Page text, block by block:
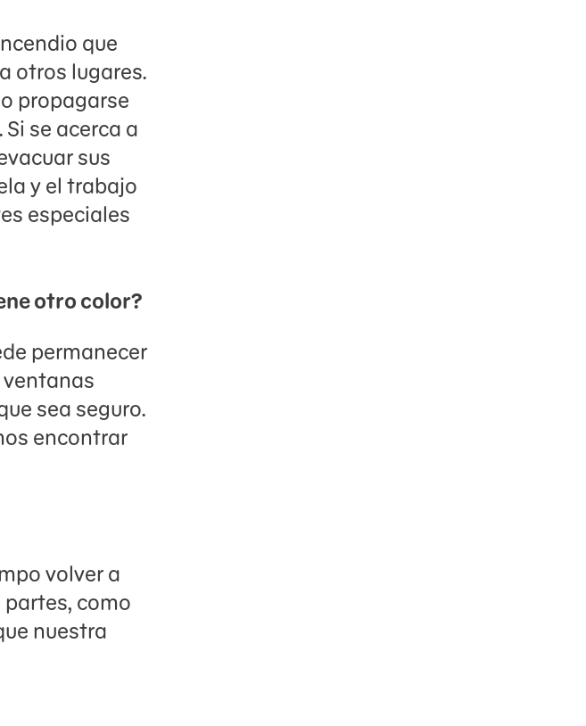
que
otros lugares.
propagarse
se acerca a
sus
y el trabajo
especiales
otro color?
permanecer
sea seguro.
encontrar
volver a
como
nuestra